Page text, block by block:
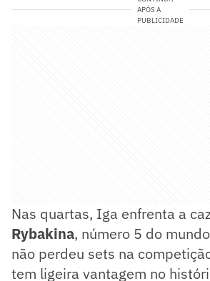
APÓS A
PUBLICIDADE
Nas quartas, Iga enfrenta a
Rybakina, número 5 do
não perdeu sets na
tem ligeira vantagem no